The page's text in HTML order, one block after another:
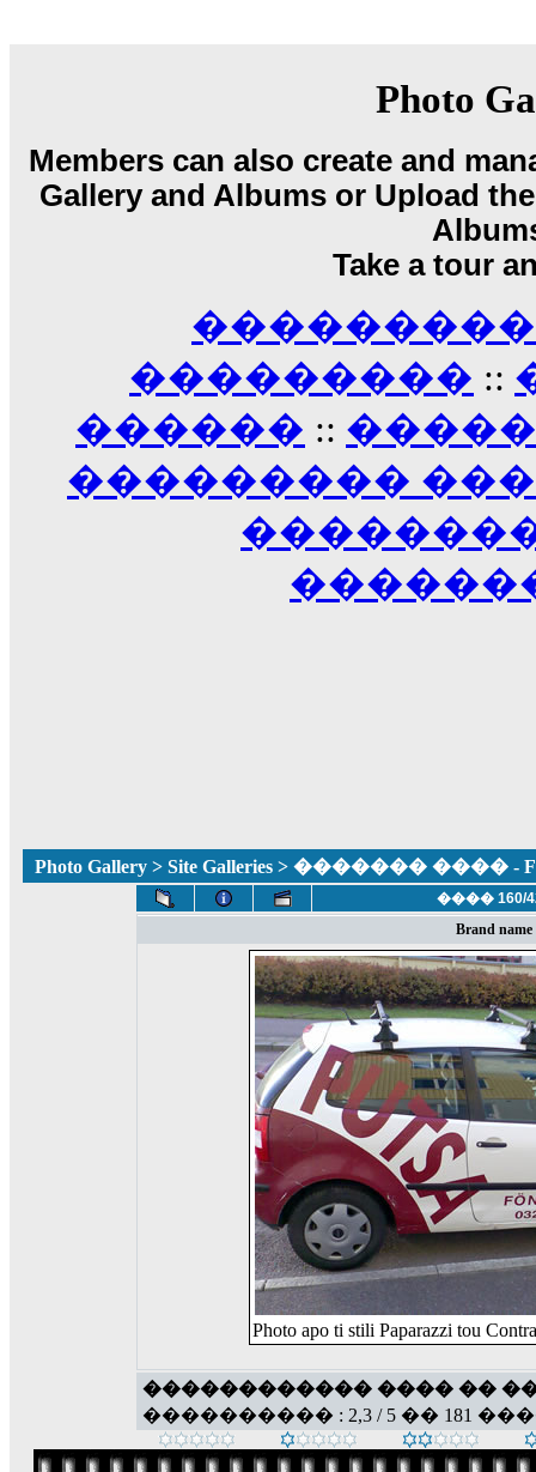
Echo, ���� �� ������� ��
������ �� �����.. "������" ���
15:33
��������� ����, ���������
����� ��������� ��
������! ��� ������ �� �����...
������� ���� ���� ������;
Photo
Members can also create and
Gallery and Albums or Upload
Take a tour
���������
��������� ::
������ ::
���������
Photo Gallery > Site Galleries > ������� ���� -
���� 160/
Brand name
Photo apo ti stili Paparazzi tou
������������ ���� ��
���������� : 2,3 / 5 �� 181